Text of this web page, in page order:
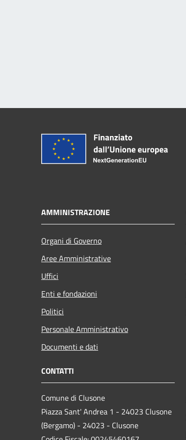
AMMINISTRAZIONE
Organi di Governo
Aree Amministrative
Uffici
Enti e fondazioni
Politici
Personale Amministrativo
Documenti e dati
CONTATTI
Comune di Clusone
Piazza Sant' Andrea 1 - 24023 Clusone
(Bergamo) - 24023 - Clusone